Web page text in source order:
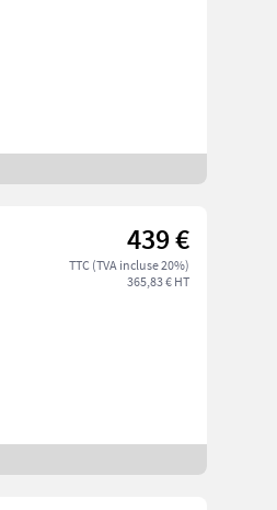
439 €
TTC (TVA incluse 20%)
365,83 € HT